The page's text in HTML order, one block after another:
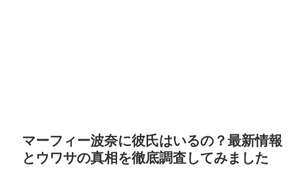
マーフィー波奈に彼氏はいるの？最新情報
とウワサの真相を徹底調査してみました